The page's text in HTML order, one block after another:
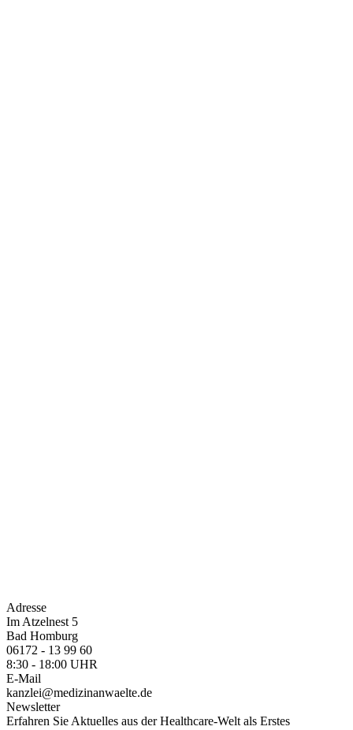
Adresse
Im Atzelnest 5
Bad Homburg
06172 - 13 99 60
8:30 - 18:00 UHR
E-Mail
kanzlei@medizinanwaelte.de
Newsletter
Erfahren Sie Aktuelles aus der Healthcare-Welt als Erstes